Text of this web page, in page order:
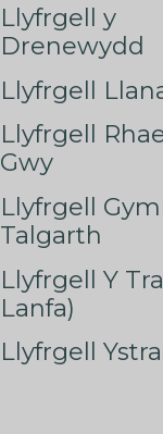
Llyfrgell y
Drenewydd
Llyfrgell
Llyfrgell
Gwy
Llyfrgell
Talgarth
Llyfrgell Y
Lanfa)
Llyfrgell